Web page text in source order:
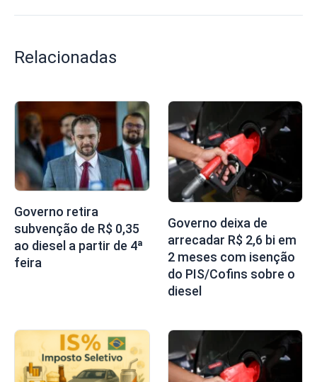
Relacionadas
Governo retira
subvenção de R$ 0,35
ao diesel a partir de 4ª
feira
Governo deixa de
arrecadar R$ 2,6 bi em
2 meses com isenção
do PIS/Cofins sobre o
diesel